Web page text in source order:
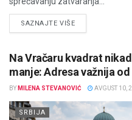
SAZNAJTE VIŠEDETAILS
Na Vračaru kvadrat
manje: Adresa važnija
BY MILENA STEVANOVIĆ AVGUST 10,
SRBIJA